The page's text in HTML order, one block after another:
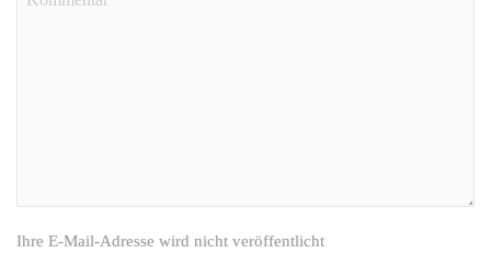
Ihre E-Mail-Adresse wird nicht veröffentlicht